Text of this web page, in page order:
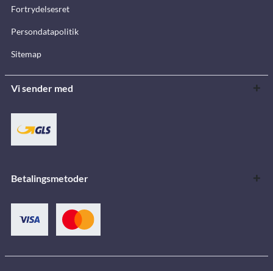
Fortrydelsesret
Persondatapolitik
Sitemap
Vi sender med
Betalingsmetoder